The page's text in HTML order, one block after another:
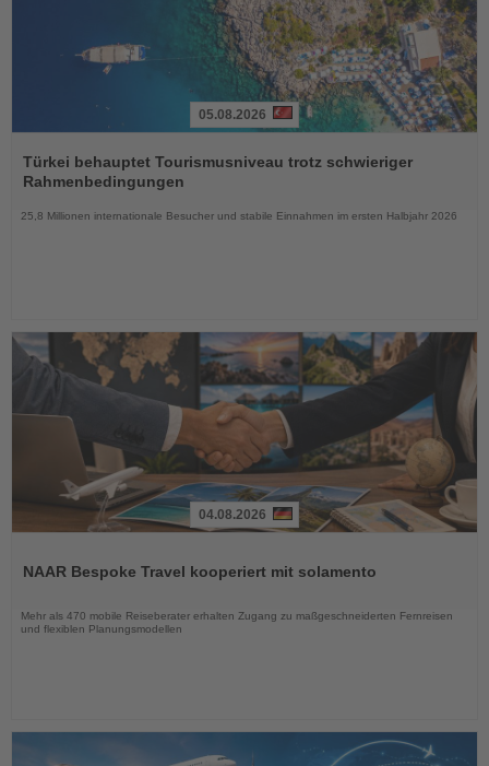
Sie
die
05.08.2026
Türkei behauptet Tourismusniveau trotz schwieriger
Rahmenbedingungen
25,8 Millionen internationale Besucher und stabile Einnahmen im ersten Halbjahr 2026
die
04.08.2026
NAAR Bespoke Travel kooperiert mit solamento
Mehr als 470 mobile Reiseberater erhalten Zugang zu maßgeschneiderten Fernreisen
und flexiblen Planungsmodellen